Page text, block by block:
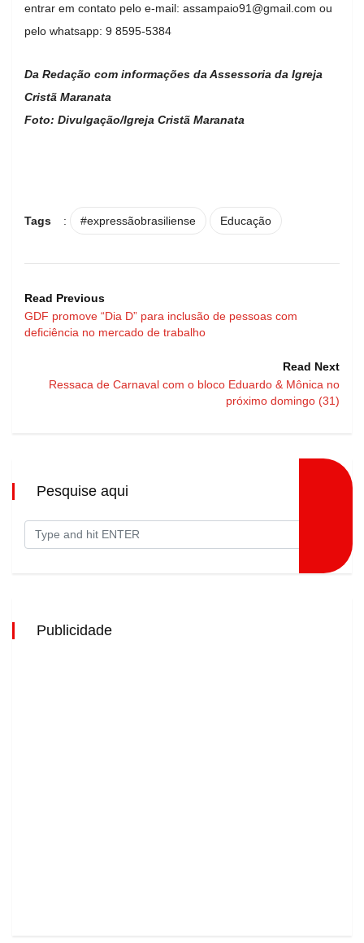
entrar em contato pelo e-mail: assampaio91@gmail.com ou
pelo whatsapp: 9 8595-5384
Da Redação com informações da Assessoria da Igreja
Cristã Maranata
Foto: Divulgação/Igreja Cristã Maranata
Tags : #expressãobrasiliense Educação
Read Previous
GDF promove “Dia D” para inclusão de pessoas com
deficiência no mercado de trabalho
Read Next
Ressaca de Carnaval com o bloco Eduardo & Mônica no
próximo domingo (31)
Pesquise aqui
Publicidade